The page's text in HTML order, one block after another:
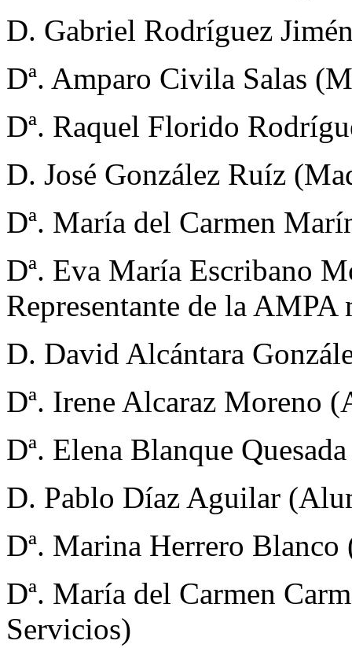
D. Gabriel Rodríguez
Dª. Amparo Civila Salas
Dª. Raquel Florido
D. José González Ruíz
Dª. María del Carmen
Dª. Eva María Escribano
Representante de la
D. David Alcántara
Dª. Irene Alcaraz Moreno
Dª. Elena Blanque
D. Pablo Díaz Aguilar
Dª. Marina Herrero
Dª. María del Carmen
Servicios)